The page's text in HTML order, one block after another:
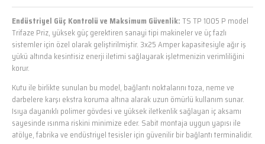
Endüstriyel Güç Kontrolü ve Maksimum Güvenlik:TS TP 1005 P model
Trifaze Priz, yüksek güç gerektiren sanayi tipi makineler ve üç fazlı
sistemler için özel olarak geliştirilmiştir. 3x25 Amper kapasitesiyle ağır iş
yükü altında kesintisiz enerji iletimi sağlayarak işletmenizin verimliliğini
korur.
Kutu ile birlikte sunulan bu model, bağlantı noktalarını toza, neme ve
darbelere karşı ekstra koruma altına alarak uzun ömürlü kullanım sunar.
Isıya dayanıklı polimer gövdesi ve yüksek iletkenlik sağlayan iç aksamı
sayesinde ısınma riskini minimize eder. Sabit montaja uygun yapısı ile
atölye, fabrika ve endüstriyel tesisler için güvenilir bir bağlantı terminalidir.